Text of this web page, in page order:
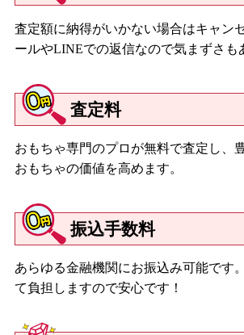
査定額に納得がいかない場合はキャン
ールやLINEでの返信なので気まずさも
査定料
おもちゃ専門のプロが無料で査定し、
おもちゃの価値を高めます。
振込手数料
あらゆる金融機関にお振込み可能です
て負担しますので安心です！